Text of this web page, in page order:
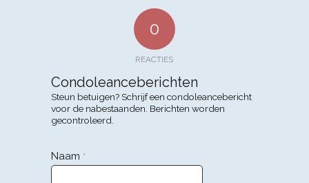
0
REACTIES
Condoleanceberichten
Steun betuigen? Schrijf een condoleancebericht
voor de nabestaanden. Berichten worden
gecontroleerd.
Naam *